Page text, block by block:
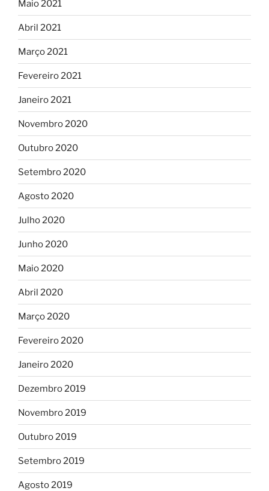
Maio 2021
Abril 2021
Março 2021
Fevereiro 2021
Janeiro 2021
Novembro 2020
Outubro 2020
Setembro 2020
Agosto 2020
Julho 2020
Junho 2020
Maio 2020
Abril 2020
Março 2020
Fevereiro 2020
Janeiro 2020
Dezembro 2019
Novembro 2019
Outubro 2019
Setembro 2019
Agosto 2019